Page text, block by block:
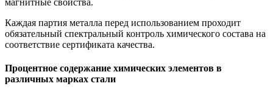
Каждая партия металла перед использованием проходит
обязательный спектральный контроль химического состава на
соответствие сертификата качества.
Процентное содержание химических элементов в
различных марках стали